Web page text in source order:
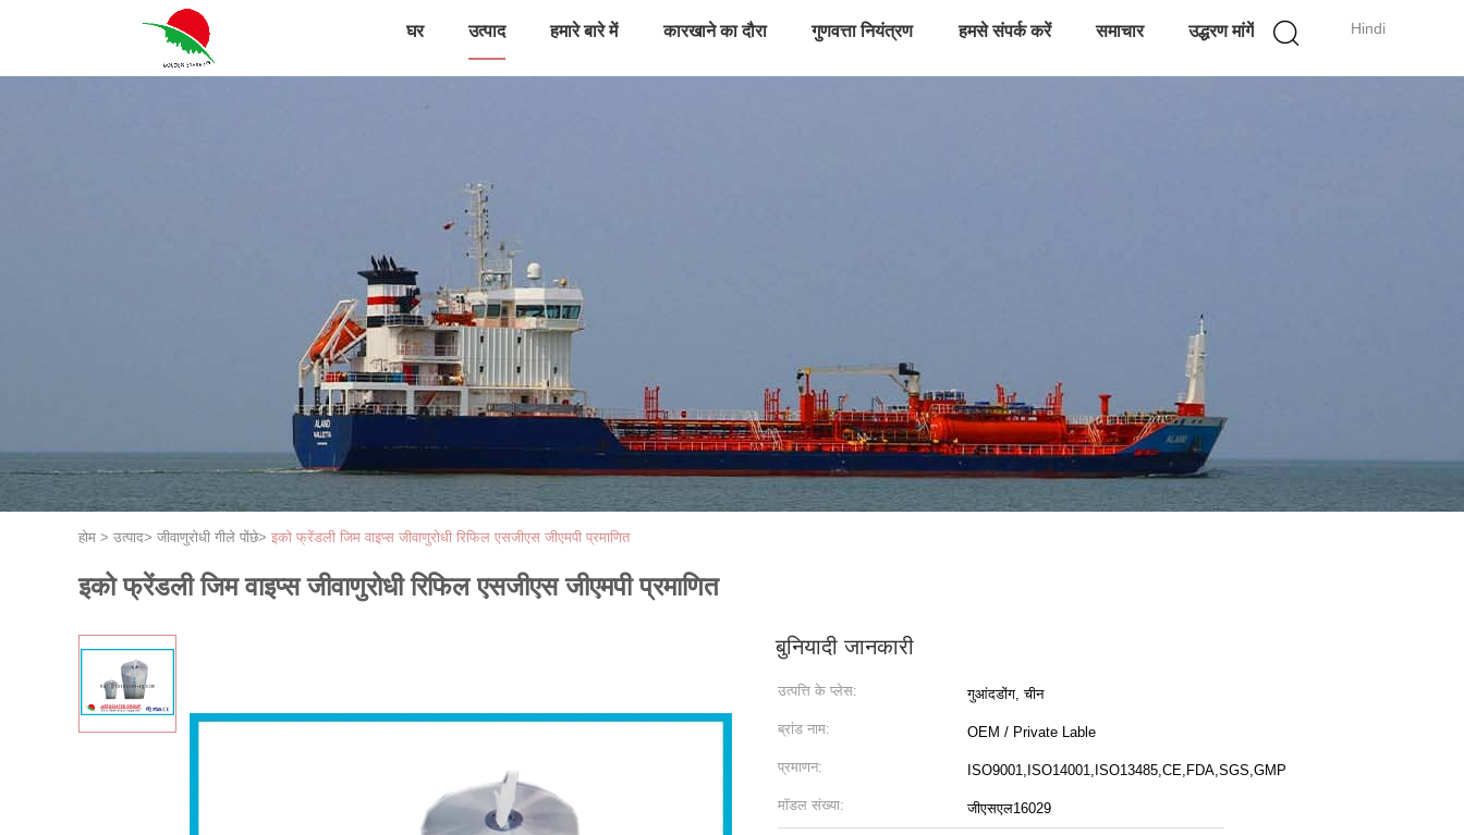
Hindi
घर उत्पाद हमारे बारे में कारखाने का दौरा गुणवत्ता नियंत्रण हमसे संपर्क करें समाचार उद्धरण मांगें
होम > उत्पाद> जीवाणुरोधी गीले पोंछे> इको फ्रेंडली जिम वाइप्स जीवाणुरोधी रिफिल एसजीएस जीएमपी प्रमाणित
इको फ्रेंडली जिम वाइप्स जीवाणुरोधी रिफिल एसजीएस जीएमपी प्रमाणित
बुनियादी जानकारी
उत्पत्ति के प्लेस: गुआंदडोंग, चीन
ब्रांड नाम: OEM / Private Lable
प्रमाणन: ISO9001,ISO14001,ISO13485,CE,FDA,SGS,GMP
मॉडल संख्या: जीएसएल16029